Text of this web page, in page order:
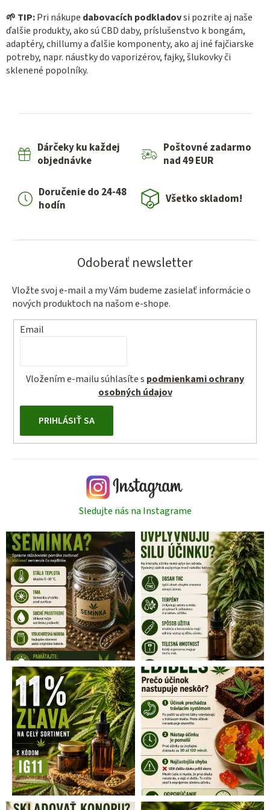
🌱 TIP:Pri nákupe dabovacích podkladovsi pozrite aj naše
ďalšie produkty, ako sú CBD daby, príslušenstvo k bongám,
adaptéry, chillumy a ďalšie komponenty, ako aj iné fajčiarske
potreby, napr. náustky do vaporizérov, fajky, šlukovky či
sklenené popolníky.
Dárčeky ku každej
objednávke
Poštovné zadarmo
nad 49 EUR
Doručenie do 24-48
hodín
Všetko skladom!
Odoberať newsletter
Vložte svoj e-mail a my Vám budeme zasielať informácie o
nových produktoch na našom e-shope.
Email
Vložením e-mailu súhlasíte s podmienkami ochrany
osobných údajov
PRIHLÁSIŤ SA
Sledujte nás na Instagrame